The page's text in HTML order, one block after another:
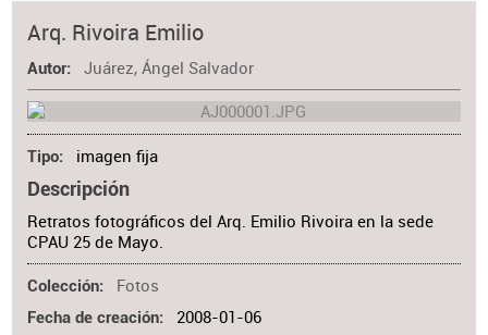
Arq. Rivoira Emilio
Autor Juárez, Ángel Salvador
Tipo imagen fija
Descripción
Retratos fotográficos del Arq. Emilio Rivoira en la sede
CPAU 25 de Mayo.
Colección Fotos
Fecha de creación 2008-01-06